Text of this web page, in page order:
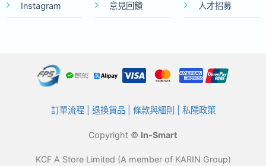
Instagram 意見回饋 人才招募
訂單流程| 退換貨品| 條款與細則 私隱政策
Copyright © In-Smart
KCF A Store Limited (A member of KARIN Group)